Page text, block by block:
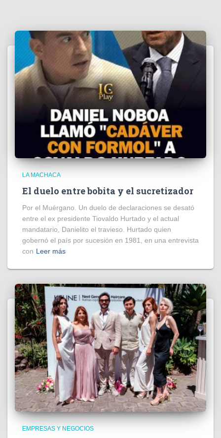
LA MACHACA
El duelo entre bobita y el sucretizador
Por el Muérgano. Un duelo de declaraciones se desató
entre el ex presidente Tiovaldo Hurtado y el actual
mandatario, Danielito el travieso. Hurtado quien
gobernó el país por sucesión en 1981, en una entrevista
con Leer más
EMPRESAS Y NEGOCIOS